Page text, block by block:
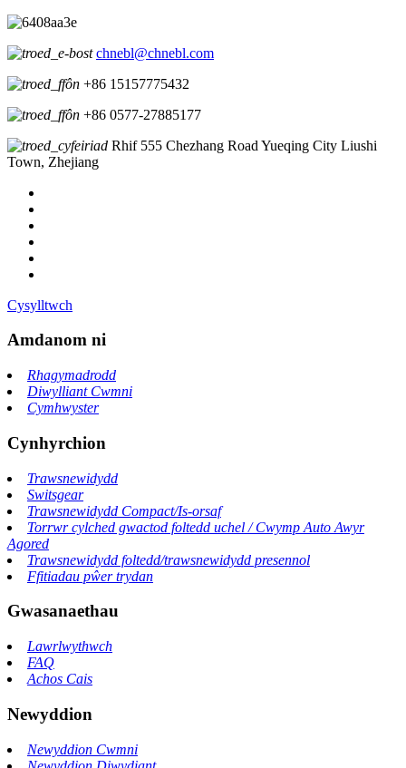
chnebl@chnebl.com
+86 15157775432
+86 0577-27885177
Rhif 555 Chezhang Road Yueqing City Liushi
Town, Zhejiang
Cysylltwch
Amdanom ni
Rhagymadrodd
Diwylliant Cwmni
Cymhwyster
Cynhyrchion
Trawsnewidydd
Switsgear
Trawsnewidydd Compact/Is-orsaf
Torrwr cylched gwactod foltedd uchel / Cwymp Auto Awyr
Agored
Trawsnewidydd foltedd/trawsnewidydd presennol
Ffitiadau pŵer trydan
Gwasanaethau
Lawrlwythwch
FAQ
Achos Cais
Newyddion
Newyddion Cwmni